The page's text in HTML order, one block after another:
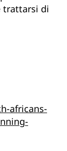
trattarsi di
africans-